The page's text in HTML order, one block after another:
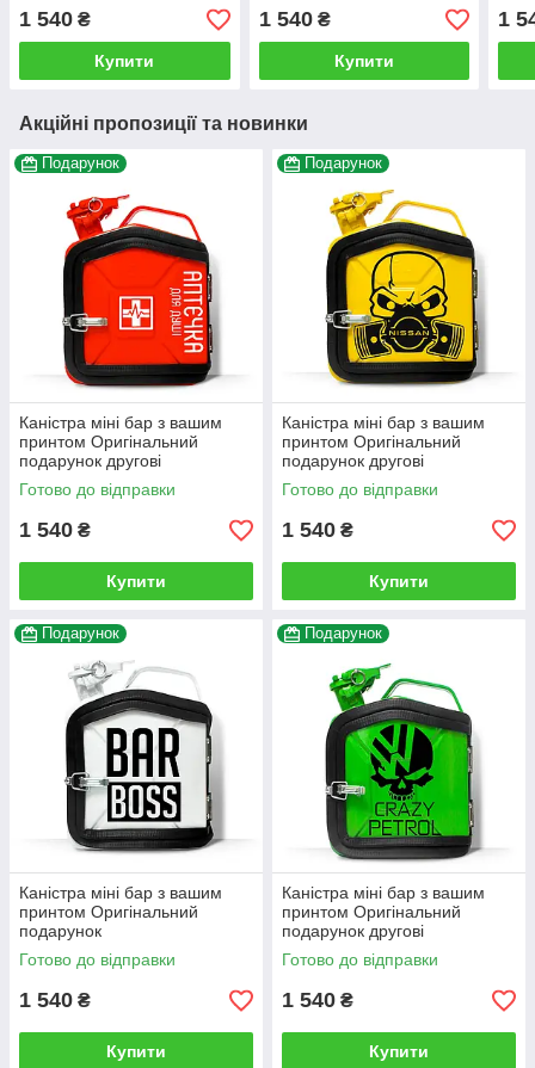
автолюбителю для гаража
1 540 ₴
Купити
автолюбителю для гаража
1 540₴
Купити
1
Акційні пропозиції та новинки
Подарунок
Каністра міні бар з вашим
принтом Оригінальний
подарунок другові
автовласнику автолюбителю
для гаража
Готово до відправки
1 540 ₴
Купити
Подарунок
Каністра міні бар з вашим
принтом Оригінальний
подарунок другові
автовласнику автолюбителю
для гаража
Готово до відправки
1 540 ₴
Купити
Подарунок
Каністра міні бар з вашим
принтом Оригінальний
подарунок
Готово до відправки
1 540 ₴
Купити
Подарунок
Каністра міні бар з вашим
принтом Оригінальний
подарунок другові
автовласнику автолюбителю
для гаража
Готово до відправки
1 540 ₴
Купити